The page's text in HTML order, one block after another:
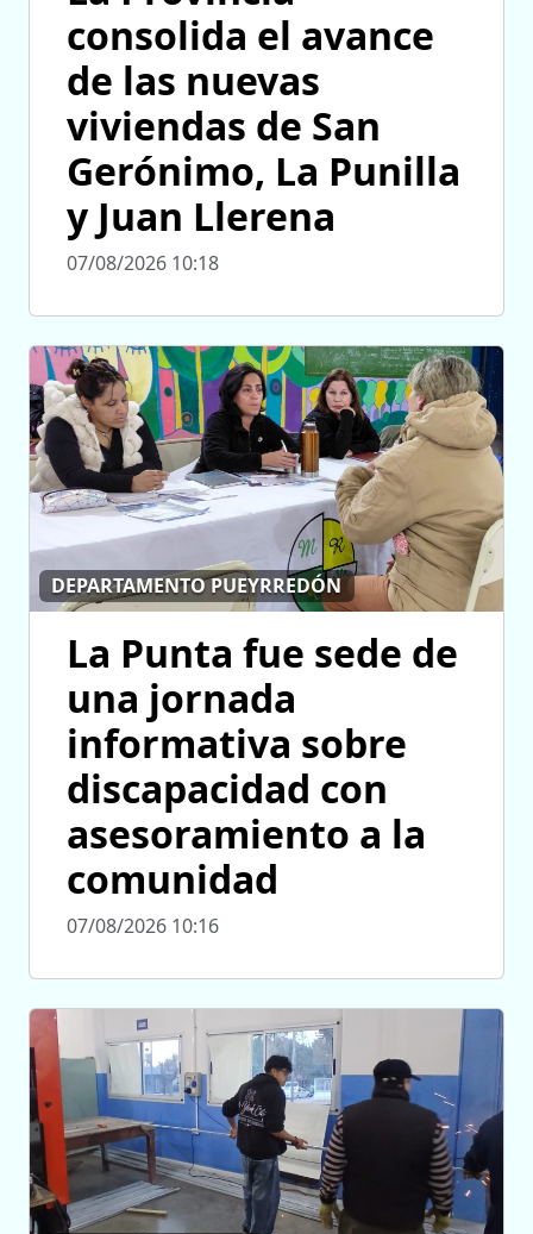
consolida el avance
de las nuevas
viviendas de San
Gerónimo, La Punilla
y Juan Llerena
07/08/2026 10:18
DEPARTAMENTO PUEYRREDÓN
La Punta fue sede de
una jornada
informativa sobre
discapacidad con
asesoramiento a la
comunidad
07/08/2026 10:16